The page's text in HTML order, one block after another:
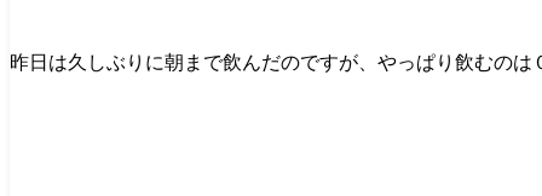
昨日は久しぶりに朝まで飲んだのですが、やっぱり飲むの